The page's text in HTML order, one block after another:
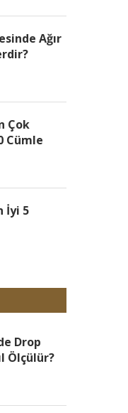
Ağır
Çok
Cümle
İyi 5
Drop
Ölçülür?